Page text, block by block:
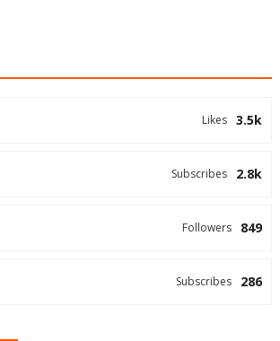
3.5k
Likes
2.8k
Subscribes
849
Followers
286
Subscribes